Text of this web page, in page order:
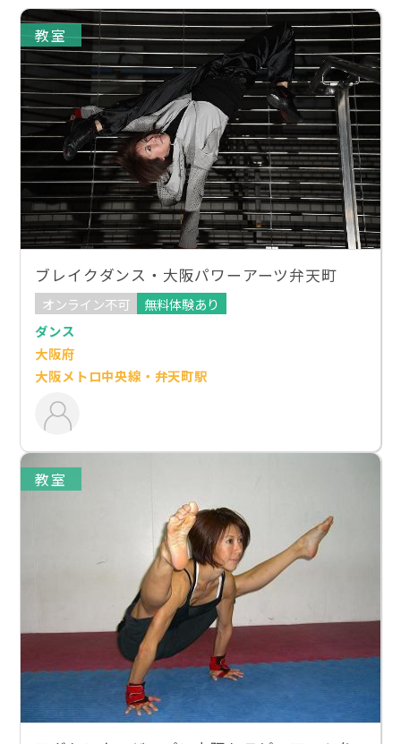
教室
ブレイクダンス・大阪パワーアーツ弁天町
オンライン不可
無料体験あり
ダンス
大阪府
大阪メトロ中央線・弁天町駅
教室